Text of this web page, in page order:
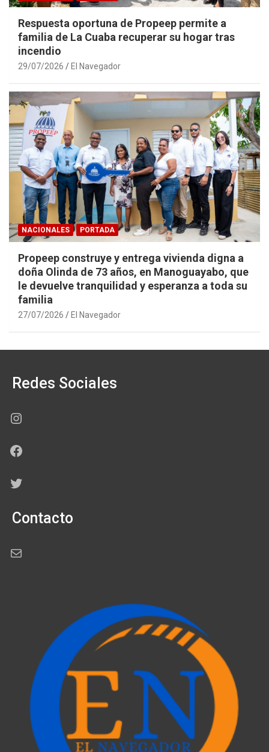
Respuesta oportuna de Propeep permite a
familia de La Cuaba recuperar su hogar tras
incendio
29/07/2026 El Navegador
NACIONALES PORTADA
Propeep construye y entrega vivienda digna a
doña Olinda de 73 años, en Manoguayabo, que
le devuelve tranquilidad y esperanza a toda su
familia
27/07/2026 El Navegador
Redes Sociales
Instagram
Facebook
Twitter
Contacto
Correo electrónico